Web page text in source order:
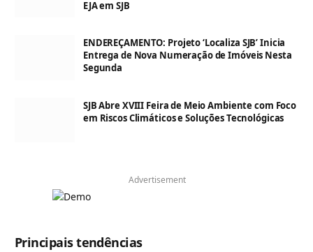
EJA em SJB
ENDEREÇAMENTO: Projeto ‘Localiza SJB’ Inicia
Entrega de Nova Numeração de Imóveis Nesta
Segunda
SJB Abre XVIII Feira de Meio Ambiente com Foco
em Riscos Climáticos e Soluções Tecnológicas
Advertisement
Principais tendências